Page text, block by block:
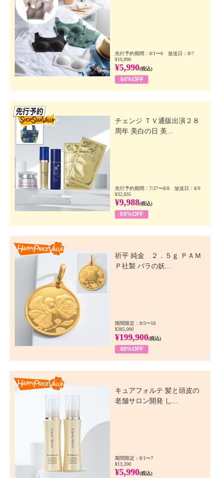
先行予約期間：8/1〜6 放送日：8/7
¥10,890
¥5,990(税込)
44%OFF
チェンジ ＴＶ通販出演２８
周年 美白の日 美...
先行予約期間：7/27〜8/8 放送日：8/9
¥32,835
¥9,988(税込)
69%OFF
祈平 純金 ２．５ｇ ＰＡＭ
Ｐ社製 バラの妖...
期間限定：8/5〜18
¥385,000
¥199,900(税込)
48%OFF
キュアフォルテ 髪と頭皮の
老舗サロン開発 し...
期間限定：8/1〜7
¥13,200
¥5,990(税込)